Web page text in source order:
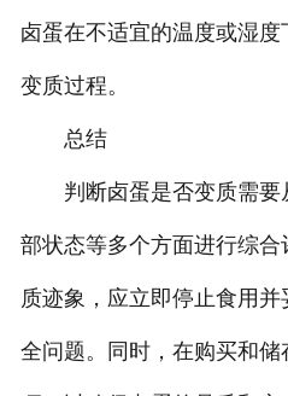
卤蛋在不适宜的温度或湿
变质过程。
总结
判断卤蛋是否变质需要
部状态等多个方面进行综
质迹象，应立即停止食用
全问题。同时，在购买和